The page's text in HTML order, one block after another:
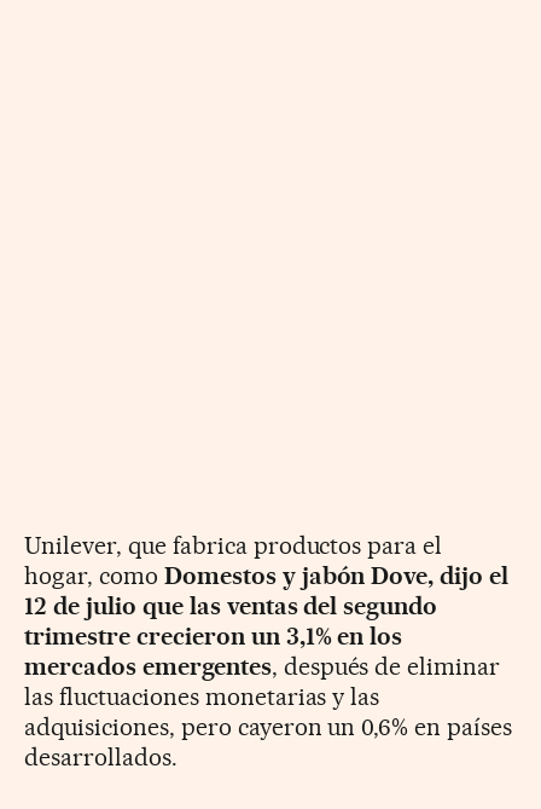
Unilever, que fabrica productos para el
hogar, como Domestos y jabón Dove, dijo el
12 de julio que las ventas del segundo
trimestre crecieron un 3,1% en los
mercados emergentes, después de eliminar
las fluctuaciones monetarias y las
adquisiciones, pero cayeron un 0,6% en países
desarrollados.